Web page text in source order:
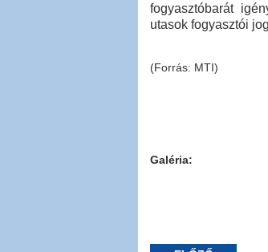
fogyasztóbarát
utasok fogyasztói
(Forrás: MTI)
Galéria: